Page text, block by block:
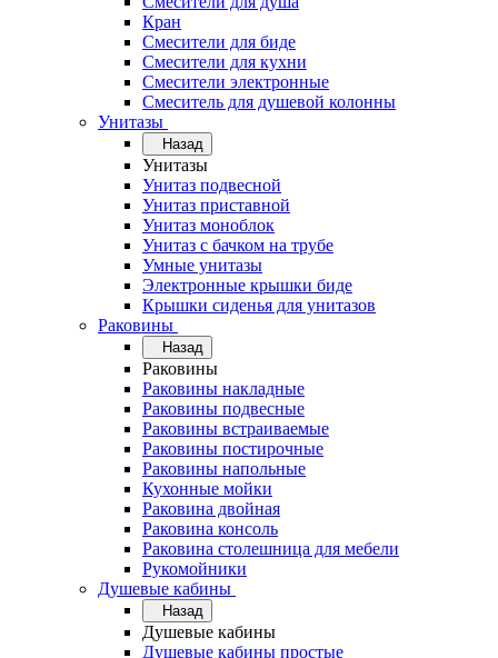
Кран
Смесители для биде
Смесители для кухни
Смесители электронные
Смеситель для душевой колонны
Унитазы
Назад
Унитазы
Унитаз подвесной
Унитаз приставной
Унитаз моноблок
Унитаз с бачком на трубе
Умные унитазы
Электронные крышки биде
Крышки сиденья для унитазов
Раковины
Назад
Раковины
Раковины накладные
Раковины подвесные
Раковины встраиваемые
Раковины постирочные
Раковины напольные
Кухонные мойки
Раковина двойная
Раковина консоль
Раковина столешница для мебели
Рукомойники
Душевые кабины
Назад
Душевые кабины
Душевые кабины простые